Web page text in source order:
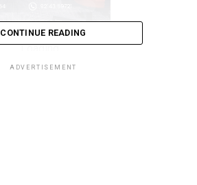
Loading...
CONTINUE READING
ADVERTISEMENT